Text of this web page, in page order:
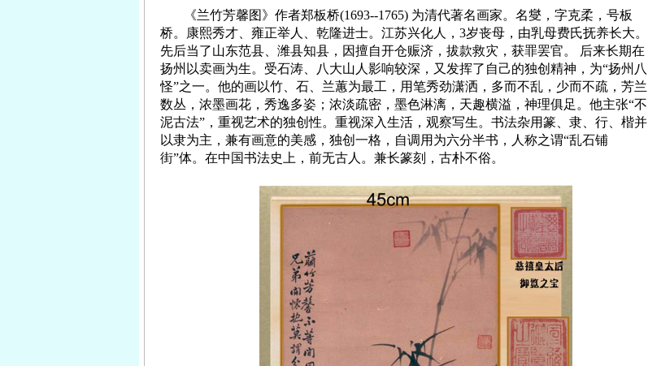
《兰竹芳馨图》作者郑板桥(1693--1765) 为清代著名画家。名燮，字克柔，号板
桥。康熙秀才、雍正举人、乾隆进士。江苏兴化人， 3岁丧母，由乳母费氏抚养长大。
先后当了山东范县、潍县知县，因擅自开仓赈济，拔款救灾，获罪罢官。
后来长期在
扬州以卖画为生。受石涛、八大山人影响较深，又发挥了自己的独创精神，为“扬州八
怪”之一。他的画以竹、石、兰蕙为最工，用笔秀劲潇洒，多而不乱，少而不疏，芳兰
数丛，浓墨画花，秀逸多姿；浓淡疏密，墨色淋漓，天趣横溢，神理俱足。他主张“不
泥古法”，重视艺术的独创性。重视深入生活，观察写生。书法杂用篆、隶、行、楷并
以隶为主，兼有画意的美感，独创一格，自调用为六分半书，人称之谓“乱石铺
街”体。在中国书法史上，前无古人。兼长篆刻，古朴不俗。